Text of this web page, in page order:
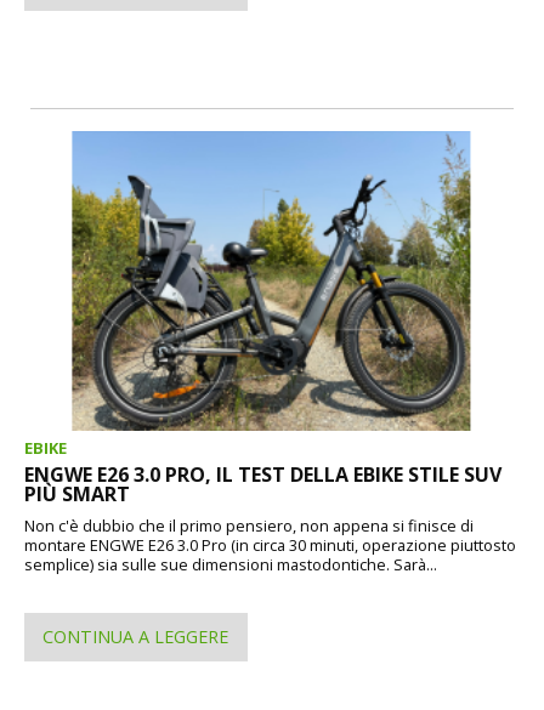
EBIKE
ENGWE E26 3.0 PRO, IL TEST DELLA EBIKE STILE SUV
PIÙ SMART
Non c'è dubbio che il primo pensiero, non appena si finisce di
montare ENGWE E26 3.0 Pro (in circa 30 minuti, operazione piuttosto
semplice) sia sulle sue dimensioni mastodontiche. Sarà...
CONTINUA A LEGGERE